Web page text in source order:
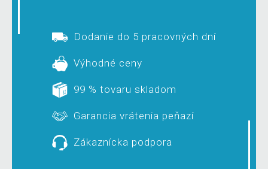
Dodanie do 5 pracovných dní
Výhodné ceny
99 % tovaru skladom
Garancia vrátenia peňazí
Zákaznícka podpora